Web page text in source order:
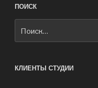
ПОИСК
КЛИЕНТЫ СТУДИИ